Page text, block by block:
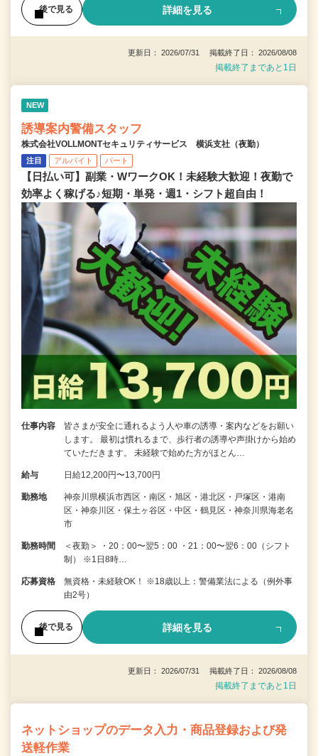
後で見る 詳細を見る
更新日： 2026/07/31 掲載終了日： 2026/08/08
掲載終了まであと1日
NEW
誘導案内警備スタッフ
株式会社VOLLMONTセキュリティサービス 横浜支社（夜勤）
注目 アルバイト パート
【日払い可】副業・WワークOK！未経験大歓迎！夜勤で
効率よく稼げる♪短期・単発・週1・シフト超自由！
仕事内容
皆さまが安全に通れるよう人や車の誘導・案内などをお願い
します。 最初は慣れるまで、歩行者の誘導や声掛けから始め
ていただきます。 未経験で始めた方がほとん…
給与 日給12,200円〜13,700円
勤務地
神奈川県横浜市西区・南区・旭区・港北区・戸塚区・港南
区・神奈川区・保土ヶ谷区・中区・鶴見区・神奈川県海老名
市
勤務時間
＜夜勤＞ ・20：00〜翌5：00 ・21：00〜翌6：00（シフト
制） ※1日8時…
応募資格
無資格・未経験OK！ ※18歳以上：警備業法による（例外事
由2号）
後で見る 詳細を見る
更新日： 2026/07/31 掲載終了日： 2026/08/08
掲載終了まであと1日
ネットショップのデータ入力・商品登録および発
送軽作業